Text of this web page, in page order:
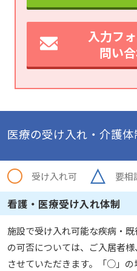
入力フ
問い
医療の受け入れ・介護体
受け入れ可 要相
看護・医療受け入れ体制
施設で受け入れ可能な疾病・
の可否については、ご入居者
させていただきます。「○」